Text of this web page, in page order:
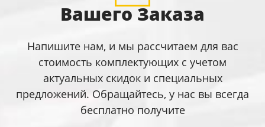
Вашего Заказа
Напишите нам, и мы рассчитаем для вас
стоимость комплектующих с учетом
актуальных скидок и специальных
предложений. Обращайтесь, у нас вы всегда
бесплатно получите